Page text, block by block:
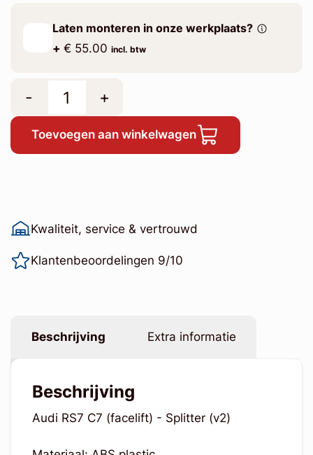
Laten monteren in onze werkplaats?
+ € 55.00 incl. btw
- +
Toevoegen aan winkelwagen
Kwaliteit, service & vertrouwd
Klantenbeoordelingen 9/10
Beschrijving Extra informatie
Beschrijving
Audi RS7 C7 (facelift) - Splitter (v2)